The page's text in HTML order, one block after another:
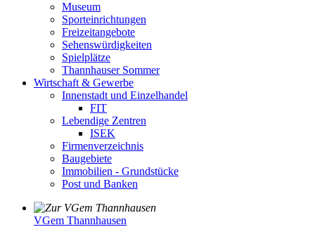
Museum
Sporteinrichtungen
Freizeitangebote
Sehenswürdigkeiten
Spielplätze
Thannhauser Sommer
Wirtschaft & Gewerbe
Innenstadt und Einzelhandel
FIT
Lebendige Zentren
ISEK
Firmenverzeichnis
Baugebiete
Immobilien - Grundstücke
Post und Banken
VGem Thannhausen